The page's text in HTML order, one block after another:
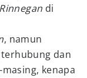
Rinnegan di
, namun
dan
kenapa